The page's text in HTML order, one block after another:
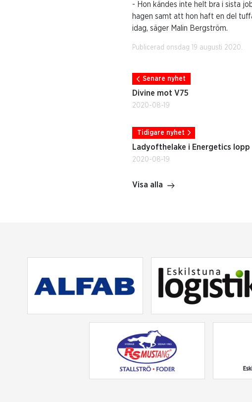
- Hon kändes inte helt bra i sista
hagen samt att hon haft en del
idag, säger Malin Bergström.
Publicerad onsdag 19 augusti 2020.
Senare nyhet
Divine mot V75
2020-08-19
Tidigare nyhet
Ladyofthelake i Energetics lopp
2020-08-19
Visa alla